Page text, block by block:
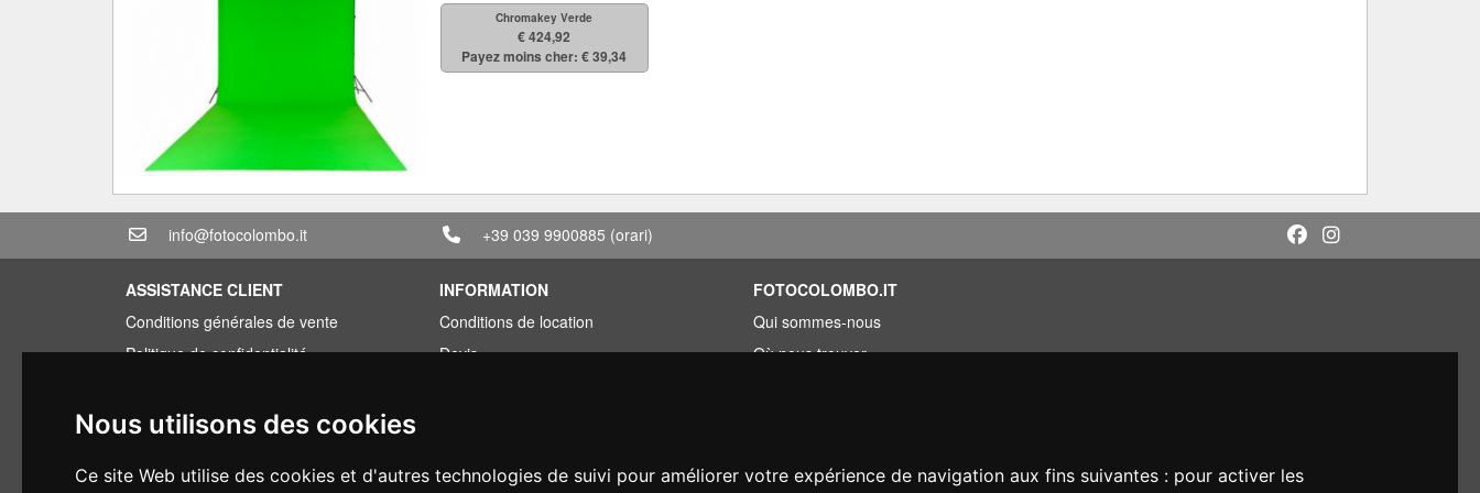
Nous utilisons des cookies
Ce site Web utilise des cookies et d'autres technologies de suivi pour améliorer votre expérience de navigation aux fins suivantes : pour activer les
Chromakey Verde
€ 424,92
Payez moins cher: € 39,34
info@fotocolombo.it +39 039 9900885 (orari)
ASSISTANCE CLIENT
Conditions générales de vente
Politique de confidentialité
Conditions de garantie
Droit de rétractation
INFORMATION
Conditions de location
Devis
Occasion
FOTOCOLOMBO.IT
Qui sommes-nous
Où nous trouver